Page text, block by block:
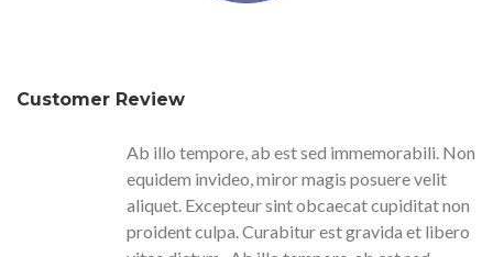
Customer Review
Ab illo tempore, ab est sed immemorabili. Non
equidem invideo, miror magis posuere velit
aliquet. Excepteur sint obcaecat cupiditat non
proident culpa. Curabitur est gravida et libero